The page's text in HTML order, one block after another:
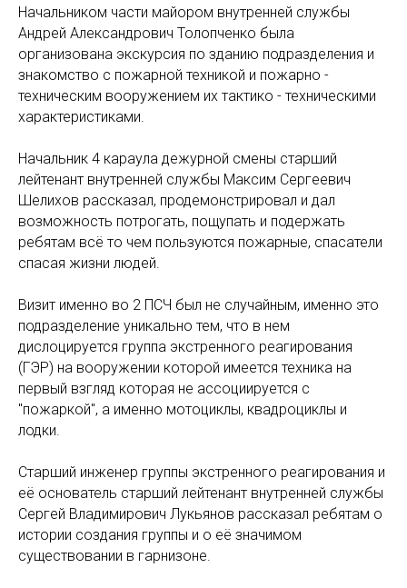
Начальником части майором внутренней службы
Андрей Александрович Толопченко была
организована экскурсия по зданию подразделения и
знакомство с пожарной техникой и пожарно -
техническим вооружением их тактико - техническими
характеристиками.
Начальник 4 караула дежурной смены старший
лейтенант внутренней службы Максим Сергеевич
Шелихов рассказал, продемонстрировал и дал
возможность потрогать, пощупать и подержать
ребятам всё то чем пользуются пожарные, спасатели
спасая жизни людей.
Визит именно во 2 ПСЧ был не случайным, именно это
подразделение уникально тем, что в нем
дислоцируется группа экстренного реагирования
(ГЭР) на вооружении которой имеется техника на
первый взгляд которая не ассоциируется с
"пожаркой", а именно мотоциклы, квадроциклы и
лодки.
Старший инженер группы экстренного реагирования и
её основатель старший лейтенант внутренней службы
Сергей Владимирович Лукьянов рассказал ребятам о
истории создания группы и о её значимом
существовании в гарнизоне.